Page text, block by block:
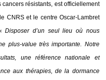
résistants, est officiellement
CNRS et le centre Oscar-Lambret
«Disposer d’un seul lieu où nous
plus-value très importante. Notre
une référence nationale et
aux thérapies, de la dormance